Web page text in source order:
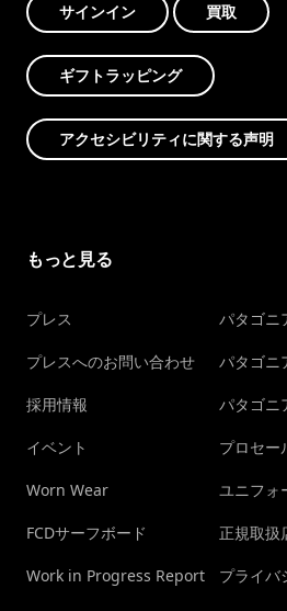
サインイン 買取
ギフトラッピング
アクセシビリティに関する声明
もっと見る
プレス
プレスへのお問い合わせ
採用情報
イベント
Worn Wear
FCDサーフボード
Work in Progress Report
パタゴニ
パタゴニ
パタゴニ
プロセー
ユニフォ
正規取扱
プライバ